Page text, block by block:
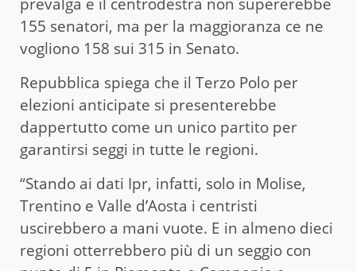
155 senatori, ma per la maggioranza ce ne
vogliono 158 sui 315 in Senato.
Repubblica spiega che il Terzo Polo per
elezioni anticipate si presenterebbe
dappertutto come un unico partito per
garantirsi seggi in tutte le regioni.
“Stando ai dati Ipr, infatti, solo in Molise,
Trentino e Valle d’Aosta i centristi
uscirebbero a mani vuote. E in almeno dieci
regioni otterrebbero più di un seggio con